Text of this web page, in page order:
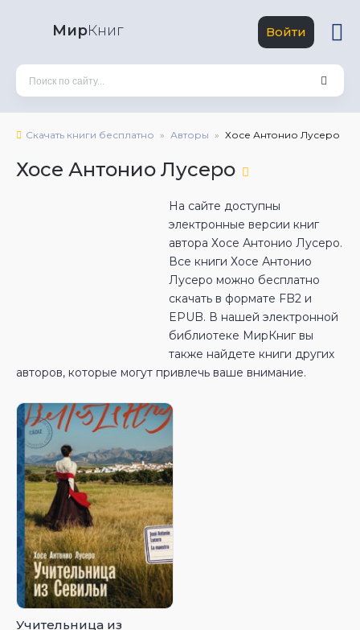
МирКниг Войти
Скачать книги бесплатно Авторы Хосе Антонио Лусеро
Хосе Антонио Лусеро
На сайте доступны
электронные версии книг
автора Хосе Антонио Лусеро.
Все книги Хосе Антонио
Лусеро можно бесплатно
скачать в формате FB2 и
EPUB. В нашей электронной
библиотеке МирКниг вы
также найдете книги других
авторов, которые могут привлечь ваше внимание.
Учительница из